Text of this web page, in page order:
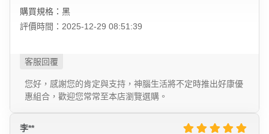
購買規格：黑
評價時間：2025-12-29 08:51:39
您好，感謝您的肯定與支持，神腦生活將不定時推出好康優
惠組合，歡迎您常常至本店瀏覽選購。
李**